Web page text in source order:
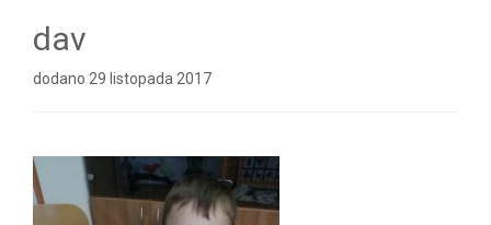
dav
dodano 29 listopada 2017